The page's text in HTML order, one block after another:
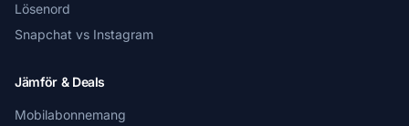
Lösenord
Snapchat vs Instagram
Jämför & Deals
Mobilabonnemang